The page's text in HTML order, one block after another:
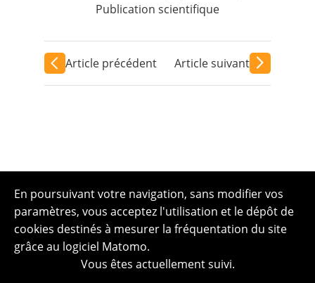
Publication scientifique
Article précédent Article suivant
En poursuivant votre navigation, sans modifier vos
paramètres, vous acceptez l'utilisation et le dépôt de
cookies destinés à mesurer la fréquentation du site
grâce au logiciel Matomo.
Vous êtes actuellement suivi.